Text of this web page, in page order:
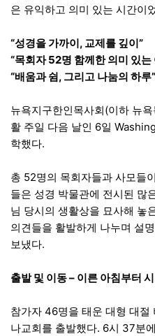
은 유익하고 의미 있는 시간이
“성경을 가까이, 교제를 깊이”
“목회자 52명 함께한 의미 있는
“배움과 쉼, 그리고 나눔의 하루”
뉴욕지구한인목사회(이하 뉴
활 주일 다음 날인 6일
학했다.
총 52명의 목회자들과 사모들
들은 성경 박물관에 전시된 많
님 당시의 생활상을 묘사해 놓
의견들을 활발하게 나누며 설
보냈다.
출발 및 이동 – 이른 아침부터
참가자 46명을 태운 대형 대
나교회를 출발했다. 6시 37분